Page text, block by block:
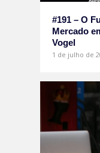
#191 – O
Mercado
Vogel
1 de julho de